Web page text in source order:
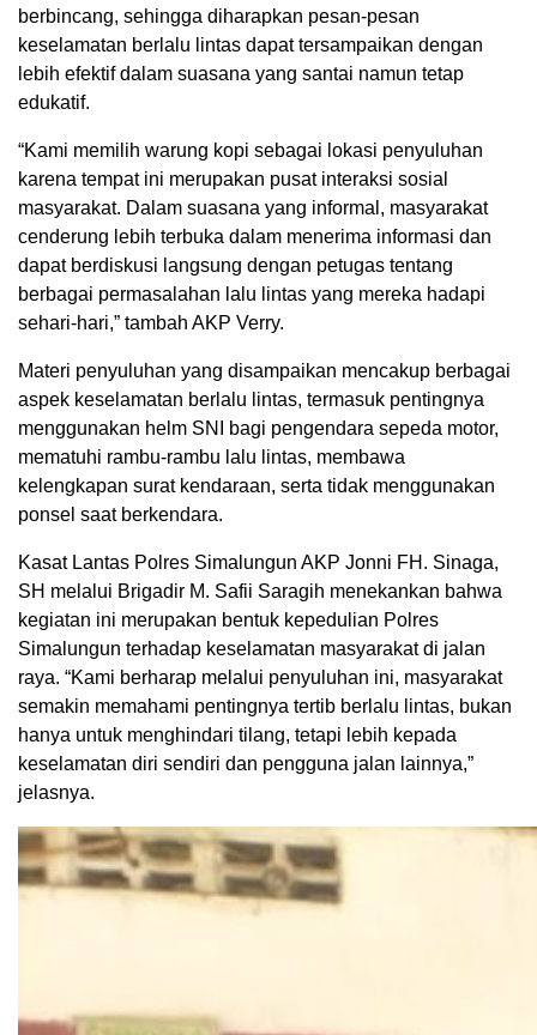
berbincang, sehingga diharapkan pesan-pesan
keselamatan berlalu lintas dapat tersampaikan dengan
lebih efektif dalam suasana yang santai namun tetap
edukatif.
“Kami memilih warung kopi sebagai lokasi penyuluhan
karena tempat ini merupakan pusat interaksi sosial
masyarakat. Dalam suasana yang informal, masyarakat
cenderung lebih terbuka dalam menerima informasi dan
dapat berdiskusi langsung dengan petugas tentang
berbagai permasalahan lalu lintas yang mereka hadapi
sehari-hari,” tambah AKP Verry.
Materi penyuluhan yang disampaikan mencakup berbagai
aspek keselamatan berlalu lintas, termasuk pentingnya
menggunakan helm SNI bagi pengendara sepeda motor,
mematuhi rambu-rambu lalu lintas, membawa
kelengkapan surat kendaraan, serta tidak menggunakan
ponsel saat berkendara.
Kasat Lantas Polres Simalungun AKP Jonni FH. Sinaga,
SH melalui Brigadir M. Safii Saragih menekankan bahwa
kegiatan ini merupakan bentuk kepedulian Polres
Simalungun terhadap keselamatan masyarakat di jalan
raya. “Kami berharap melalui penyuluhan ini, masyarakat
semakin memahami pentingnya tertib berlalu lintas, bukan
hanya untuk menghindari tilang, tetapi lebih kepada
keselamatan diri sendiri dan pengguna jalan lainnya,”
jelasnya.